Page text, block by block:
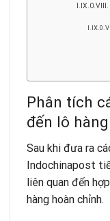
Phân tích
đến lô
Sau khi đưa ra
Indochinapost
liên quan đến
hàng hoàn chỉnh.